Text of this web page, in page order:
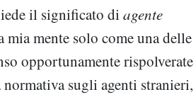
il significato di agente
mia mente solo come una delle
opportunamente rispolverate
sugli agenti stranieri,